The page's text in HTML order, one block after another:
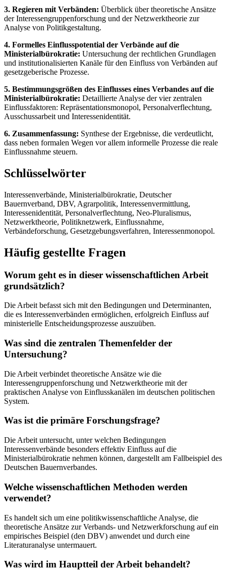
3. Regieren mit Verbänden: Überblick über theoretische Ansätze
der Interessengruppenforschung und der Netzwerktheorie zur
Analyse von Politikgestaltung.
4. Formelles Einflusspotential der Verbände auf die
Ministerialbürokratie: Untersuchung der rechtlichen Grundlagen
und institutionalisierten Kanäle für den Einfluss von Verbänden auf
gesetzgeberische Prozesse.
5. Bestimmungsgrößen des Einflusses eines Verbandes auf die
Ministerialbürokratie: Detaillierte Analyse der vier zentralen
Einflussfaktoren: Repräsentationsmonopol, Personalverflechtung,
Ausschussarbeit und Interessenidentität.
6. Zusammenfassung: Synthese der Ergebnisse, die verdeutlicht,
dass neben formalen Wegen vor allem informelle Prozesse die reale
Einflussnahme steuern.
Schlüsselwörter
Interessenverbände, Ministerialbürokratie, Deutscher
Bauernverband, DBV, Agrarpolitik, Interessenvermittlung,
Interessenidentität, Personalverflechtung, Neo-Pluralismus,
Netzwerktheorie, Politiknetzwerk, Einflussnahme,
Verbändeforschung, Gesetzgebungsverfahren, Interessenmonopol.
Häufig gestellte Fragen
Worum geht es in dieser wissenschaftlichen Arbeit
grundsätzlich?
Die Arbeit befasst sich mit den Bedingungen und Determinanten,
die es Interessenverbänden ermöglichen, erfolgreich Einfluss auf
ministerielle Entscheidungsprozesse auszuüben.
Was sind die zentralen Themenfelder der
Untersuchung?
Die Arbeit verbindet theoretische Ansätze wie die
Interessengruppenforschung und Netzwerktheorie mit der
praktischen Analyse von Einflusskanälen im deutschen politischen
System.
Was ist die primäre Forschungsfrage?
Die Arbeit untersucht, unter welchen Bedingungen
Interessenverbände besonders effektiv Einfluss auf die
Ministerialbürokratie nehmen können, dargestellt am Fallbeispiel des
Deutschen Bauernverbandes.
Welche wissenschaftlichen Methoden werden
verwendet?
Es handelt sich um eine politikwissenschaftliche Analyse, die
theoretische Ansätze zur Verbands- und Netzwerkforschung auf ein
empirisches Beispiel (den DBV) anwendet und durch eine
Literaturanalyse untermauert.
Was wird im Hauptteil der Arbeit behandelt?